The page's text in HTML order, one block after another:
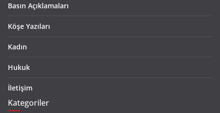
Basın Açıklamaları
Köşe Yazıları
Kadın
Hukuk
İletişim
Kategoriler